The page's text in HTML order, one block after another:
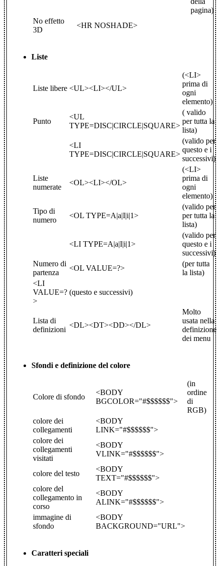
pagina)
No effetto
3D
<HR NOSHADE>
Liste
Liste libere <UL><LI></UL>
(<LI>
prima di
ogni
elemento)
Punto
<UL
TYPE=DISC|CIRCLE|SQUARE>
( valido
per tutta la
lista)
<LI
TYPE=DISC|CIRCLE|SQUARE>
(valido per
questo e i
successivi)
Liste
numerate
<OL><LI></OL>
(<LI>
prima di
ogni
elemento)
Tipo di
numero
<OL TYPE=A|a|I|i|1>
(valido per
per tutta la
lista)
<LI TYPE=A|a|I|i|1>
(valido per
questo e i
successivi)
Numero di
partenza
<OL VALUE=?>
(per tutta
la lista)
<LI
VALUE=?
>
(questo e successivi)
Lista di
definizioni
<DL><DT><DD></DL>
Molto
usata nella
definizione
dei menu
Sfondi e definizione del colore
Colore di sfondo
<BODY
BGCOLOR="#$$$$$$">
(in
ordine
di
RGB)
colore dei
collegamenti
<BODY
LINK="#$$$$$$">
colore dei
collegamenti
visitati
<BODY
VLINK="#$$$$$$">
colore del testo
<BODY
TEXT="#$$$$$$">
colore del
collegamento in
corso
<BODY
ALINK="#$$$$$$">
immagine di
sfondo
<BODY
BACKGROUND="URL">
Caratteri speciali